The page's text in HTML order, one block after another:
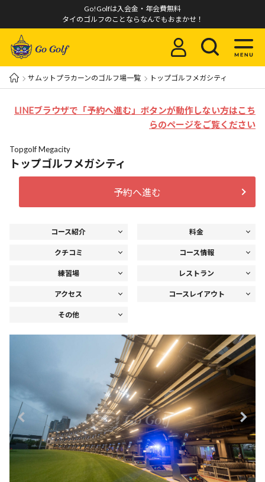
Go!Golfは入会金・年会費無料
タイのゴルフのことならなんでもおまかせ！
サムットプラカーンのゴルフ場一覧 トップゴルフメガシティ
LINEブラウザで「予約へ進む」ボタンが動作しない方はこち
らのページをご覧ください
Topgolf Megacity
トップゴルフメガシティ
予約へ進む
コース紹介 料金
クチコミ コース情報
練習場 レストラン
アクセス コースレイアウト
その他